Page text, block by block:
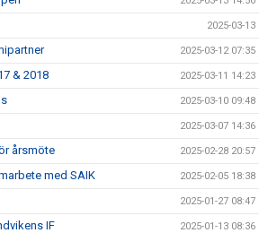
2025-03-13
2025-03-12 07:35
& 2018 2025-03-11 14:23
2025-03-10 09:48
2025-03-07 14:36
årsmöte 2025-02-28 20:57
med SAIK 2025-02-05 18:38
2025-01-27 08:47
IF 2025-01-13 08:36